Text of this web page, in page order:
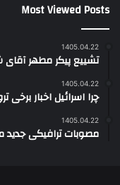
Most Viewed Posts
1405.04.22
تشییع پیکر مطهر آقای
1405.04.22
چرا اسرائیل اخبار برخی
1405.04.22
مصوبات ترافیکی جدید